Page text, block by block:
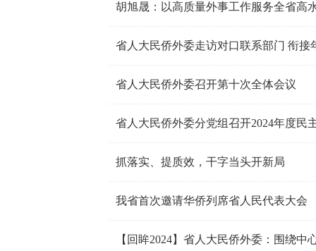
胡旭晟：以高质量外事工作服务全省高
省人大民侨外委走访对口联系部门 衔接
省人大民侨外委召开第十次全体会议
省人大民侨外委分党组召开2024年度民
抓落实、提质效，干字当头开新局
我省首次邀请华侨列席省人民代表大会